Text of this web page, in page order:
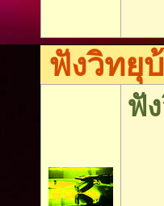
ฟังวิทยุ
ฟั